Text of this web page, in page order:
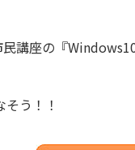
講座の『
う！！